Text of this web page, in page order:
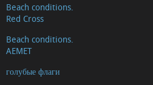
СПА
renovations
Beach conditions.
Red Cross
Beach conditions.
AEMET
голубые флаги